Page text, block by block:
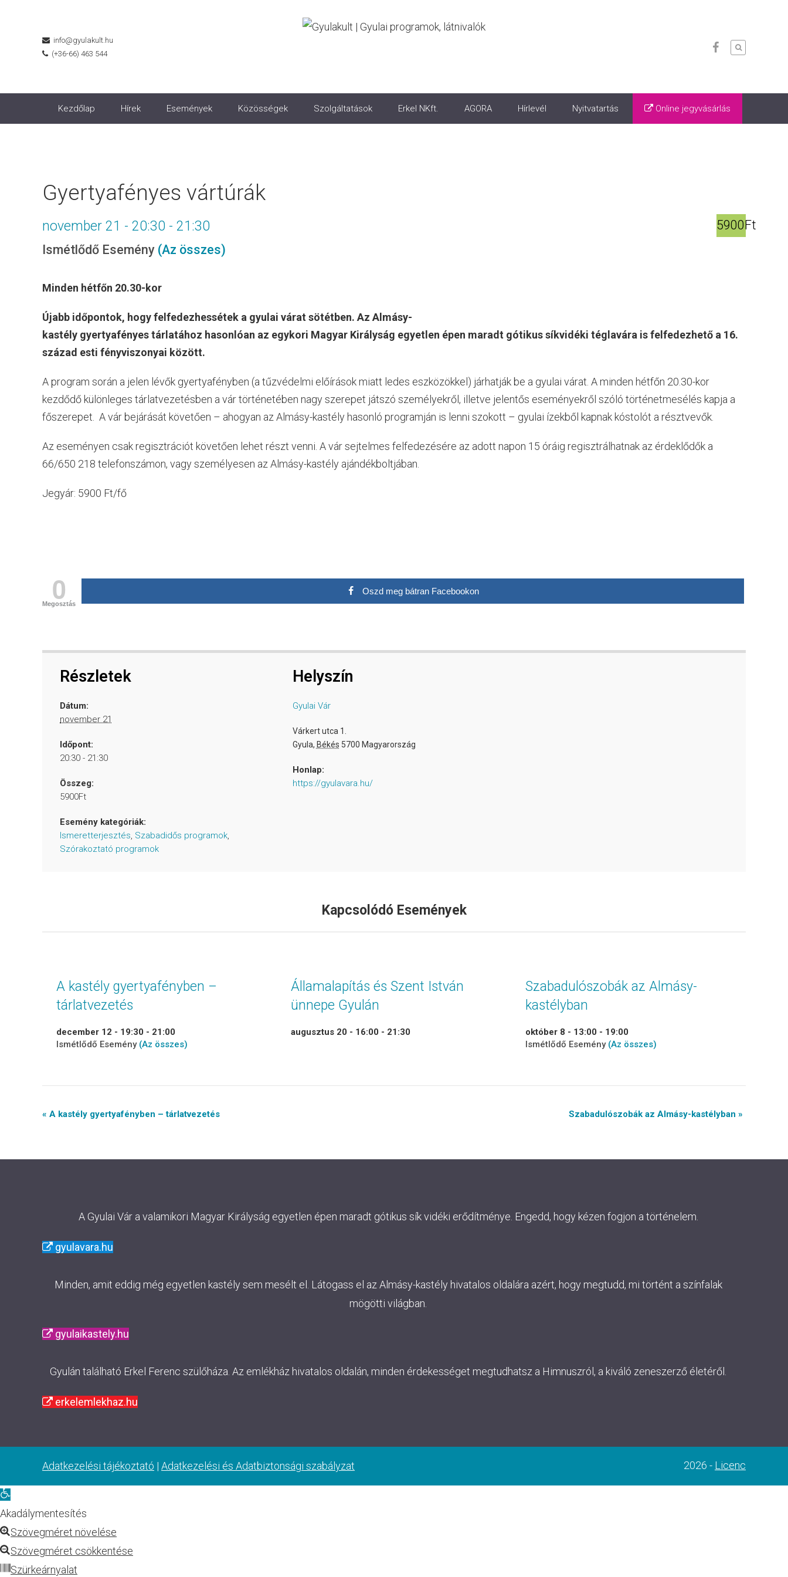
info@gyulakult.hu
(+36-66) 463 544
Kezdőlap Hírek Események Közösségek Szolgáltatások Erkel NKft. AGORA Hírlevél Nyitvatartás Online jegyvásárlás
Gyertyafényes vártúrák
november 21 - 20:30 - 21:30
Ismétlődő Esemény (Az összes)
5900Ft
Minden hétfőn 20.30-kor
Újabb időpontok, hogy felfedezhessétek a gyulai várat sötétben. Az Almásy-
kastély gyertyafényes tárlatához hasonlóan az egykori Magyar Királyság egyetlen épen maradt gótikus síkvidéki téglavára is felfedezhető a 16.
század esti fényviszonyai között.
A program során a jelen lévők gyertyafényben (a tűzvédelmi előírások miatt ledes eszközökkel) járhatják be a gyulai várat. A minden hétfőn 20.30-kor
kezdődő különleges tárlatvezetésben a vár történetében nagy szerepet játszó személyekről, illetve jelentős eseményekről szóló történetmesélés kapja a
főszerepet. A vár bejárását követően – ahogyan az Almásy-kastély hasonló programján is lenni szokott – gyulai ízekből kapnak kóstolót a résztvevők.
Az eseményen csak regisztrációt követően lehet részt venni. A vár sejtelmes felfedezésére az adott napon 15 óráig regisztrálhatnak az érdeklődők a
66/650 218 telefonszámon, vagy személyesen az Almásy-kastély ajándékboltjában.
Jegyár: 5900 Ft/fő
0
Megosztás
Oszd meg bátran Facebookon
Részletek
Dátum:
november 21
Időpont:
20:30 - 21:30
Összeg:
5900Ft
Esemény kategóriák:
Ismeretterjesztés Szabadidős programok
Szórakoztató programok
Helyszín
Gyulai Vár
Várkert utca 1.
Gyula, Békés 5700 Magyarország
Honlap:
https://gyulavara.hu/
Kapcsolódó Események
A kastély gyertyafényben –
tárlatvezetés
december 12 - 19:30 - 21:00
Ismétlődő Esemény (Az összes)
Államalapítás és Szent István
ünnepe Gyulán
augusztus 20 - 16:00 - 21:30
Szabadulószobák az Almásy-
kastélyban
október 8 - 13:00 - 19:00
Ismétlődő Esemény (Az összes)
Event
« A kastély gyertyafényben – tárlatvezetés Szabadulószobák az Almásy-kastélyban »
A Gyulai Vár a valamikori Magyar Királyság egyetlen épen maradt gótikus sík vidéki erődítménye. Engedd, hogy kézen fogjon a történelem.
gyulavara.hu
Minden, amit eddig még egyetlen kastély sem mesélt el. Látogass el az Almásy-kastély hivatalos oldalára azért, hogy megtudd, mi történt a színfalak
mögötti világban.
gyulaikastely.hu
Gyulán található Erkel Ferenc szülőháza. Az emlékház hivatalos oldalán, minden érdekességet megtudhatsz a Himnuszról, a kiváló zeneszerző életéről.
erkelemlekhaz.hu
Adatkezelési tájékoztató | Adatkezelési és Adatbiztonsági szabályzat 2026 - Licenc
Eszköztár
megnyitása
Akadálymentesítés
Szövegméret növelése
Szövegméret csökkentése
Szürkeárnyalat